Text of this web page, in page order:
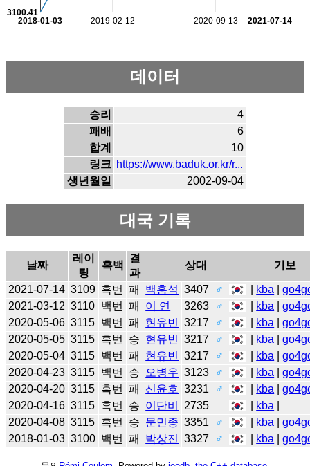
2019-02-12 2020-09-13
2018-01-03 2021-07-14
3100.41
데이터
승리
4
패배
6
합계
10
링크 https://www.baduk.or.kr/r...
생년월일
2002-09-04
대국 기록
날짜
레이
팅
흑백
결
과
상대 기보
2021-07-14 3109 흑번 패 백홍석 3407 ♂ kba |
2021-03-12 3110 백번 패 이 연 3263 ♂ kba |
2020-05-06 3115 백번 패 현유빈 3217 ♂ kba |
2020-05-05 3115 흑번 승 현유빈 3217 ♂ kba |
2020-05-04 3115 백번 패 현유빈 3217 ♂ kba |
2020-04-23 3115 백번 승 오병우 3123 ♂ kba |
2020-04-20 3115 흑번 패 신윤호 3231 ♂ kba |
2020-04-16 3115 흑번 승 이단비 2735 kba
2020-04-08 3115 흑번 승 문민종 3351 ♂ kba |
2018-01-03 3100 백번 패 박상진 3327 ♂ kba |